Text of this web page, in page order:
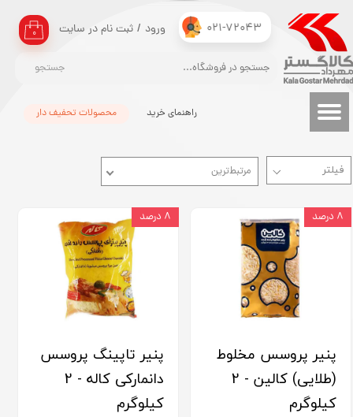
021-72043
جستجو
۰ ورود / ثبت نام در سایت
حساب کاربری من
تغییر گذر واژه
سفارشات
محصولات تحفیف دار راهنمای خرید
مرتبط‌ترین
پنیر پروسس مخلوط
(طلایی) کالین - 2
کیلوگرم
۸ درصد
پنیر تاپینگ پروسس
دانمارکی کاله - 2
کیلوگرم
۸ درصد